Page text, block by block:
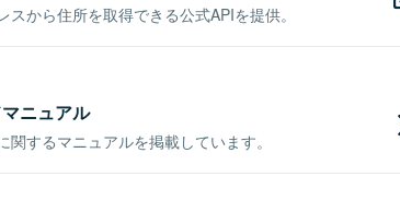
から住所を取得できる公式APIを提供。
ニュアル
するマニュアルを掲載しています。